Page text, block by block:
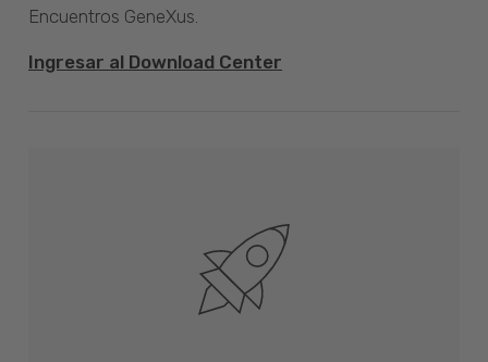
Encuentros GeneXus.
Ingresar al Download Center